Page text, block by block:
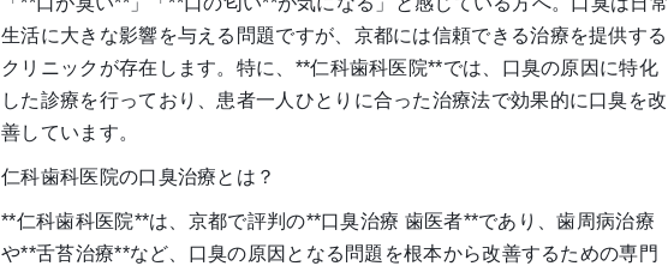
生活に大きな影響を与える問題ですが、京都には信頼できる治療を提供する
クリニックが存在します。特に、**仁科歯科医院**では、口臭の原因に特化
した診療を行っており、患者一人ひとりに合った治療法で効果的に口臭を改
善しています。
仁科歯科医院の口臭治療とは？
**仁科歯科医院**は、京都で評判の**口臭治療 歯医者**であり、歯周病治療
や**舌苔治療**など、口臭の原因となる問題を根本から改善するための専門